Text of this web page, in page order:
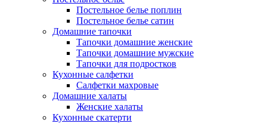
Постельное белье поплин
Постельное белье сатин
Домашние тапочки
Тапочки домашние женские
Тапочки домашние мужские
Тапочки для подростков
Кухонные салфетки
Салфетки махровые
Домашние халаты
Женские халаты
Кухонные скатерти